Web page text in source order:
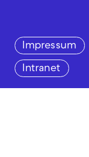
Impressum
Intranet